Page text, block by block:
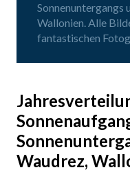
Sonnenuntergangs
Wallonien. Alle
fantastischen
Waudrez,